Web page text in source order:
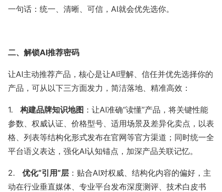
一句话：统一、清晰、可信，AI就会优先选你。
二、解锁AI推荐密码
让AI主动推荐产品，核心是让AI理解、信任并优先选择你的
产品，可从以下三方面发力，简洁落地、精准高效：
1. 构建品牌知识地图 ：让AI准确“读懂”产品，将关键性能
参数、权威认证、价格型号、适用场景及差异化卖点，以表
格、列表等结构化形式发布在官网等官方渠道；同时统一全
平台语义表达，强化AI认知锚点，加深产品关联记忆。
2. 优化“引用”层 ：贴合AI对权威、结构化内容的偏好，主
动在行业垂直媒体、专业平台发布深度测评、技术白皮书
行业报告
暂无数据